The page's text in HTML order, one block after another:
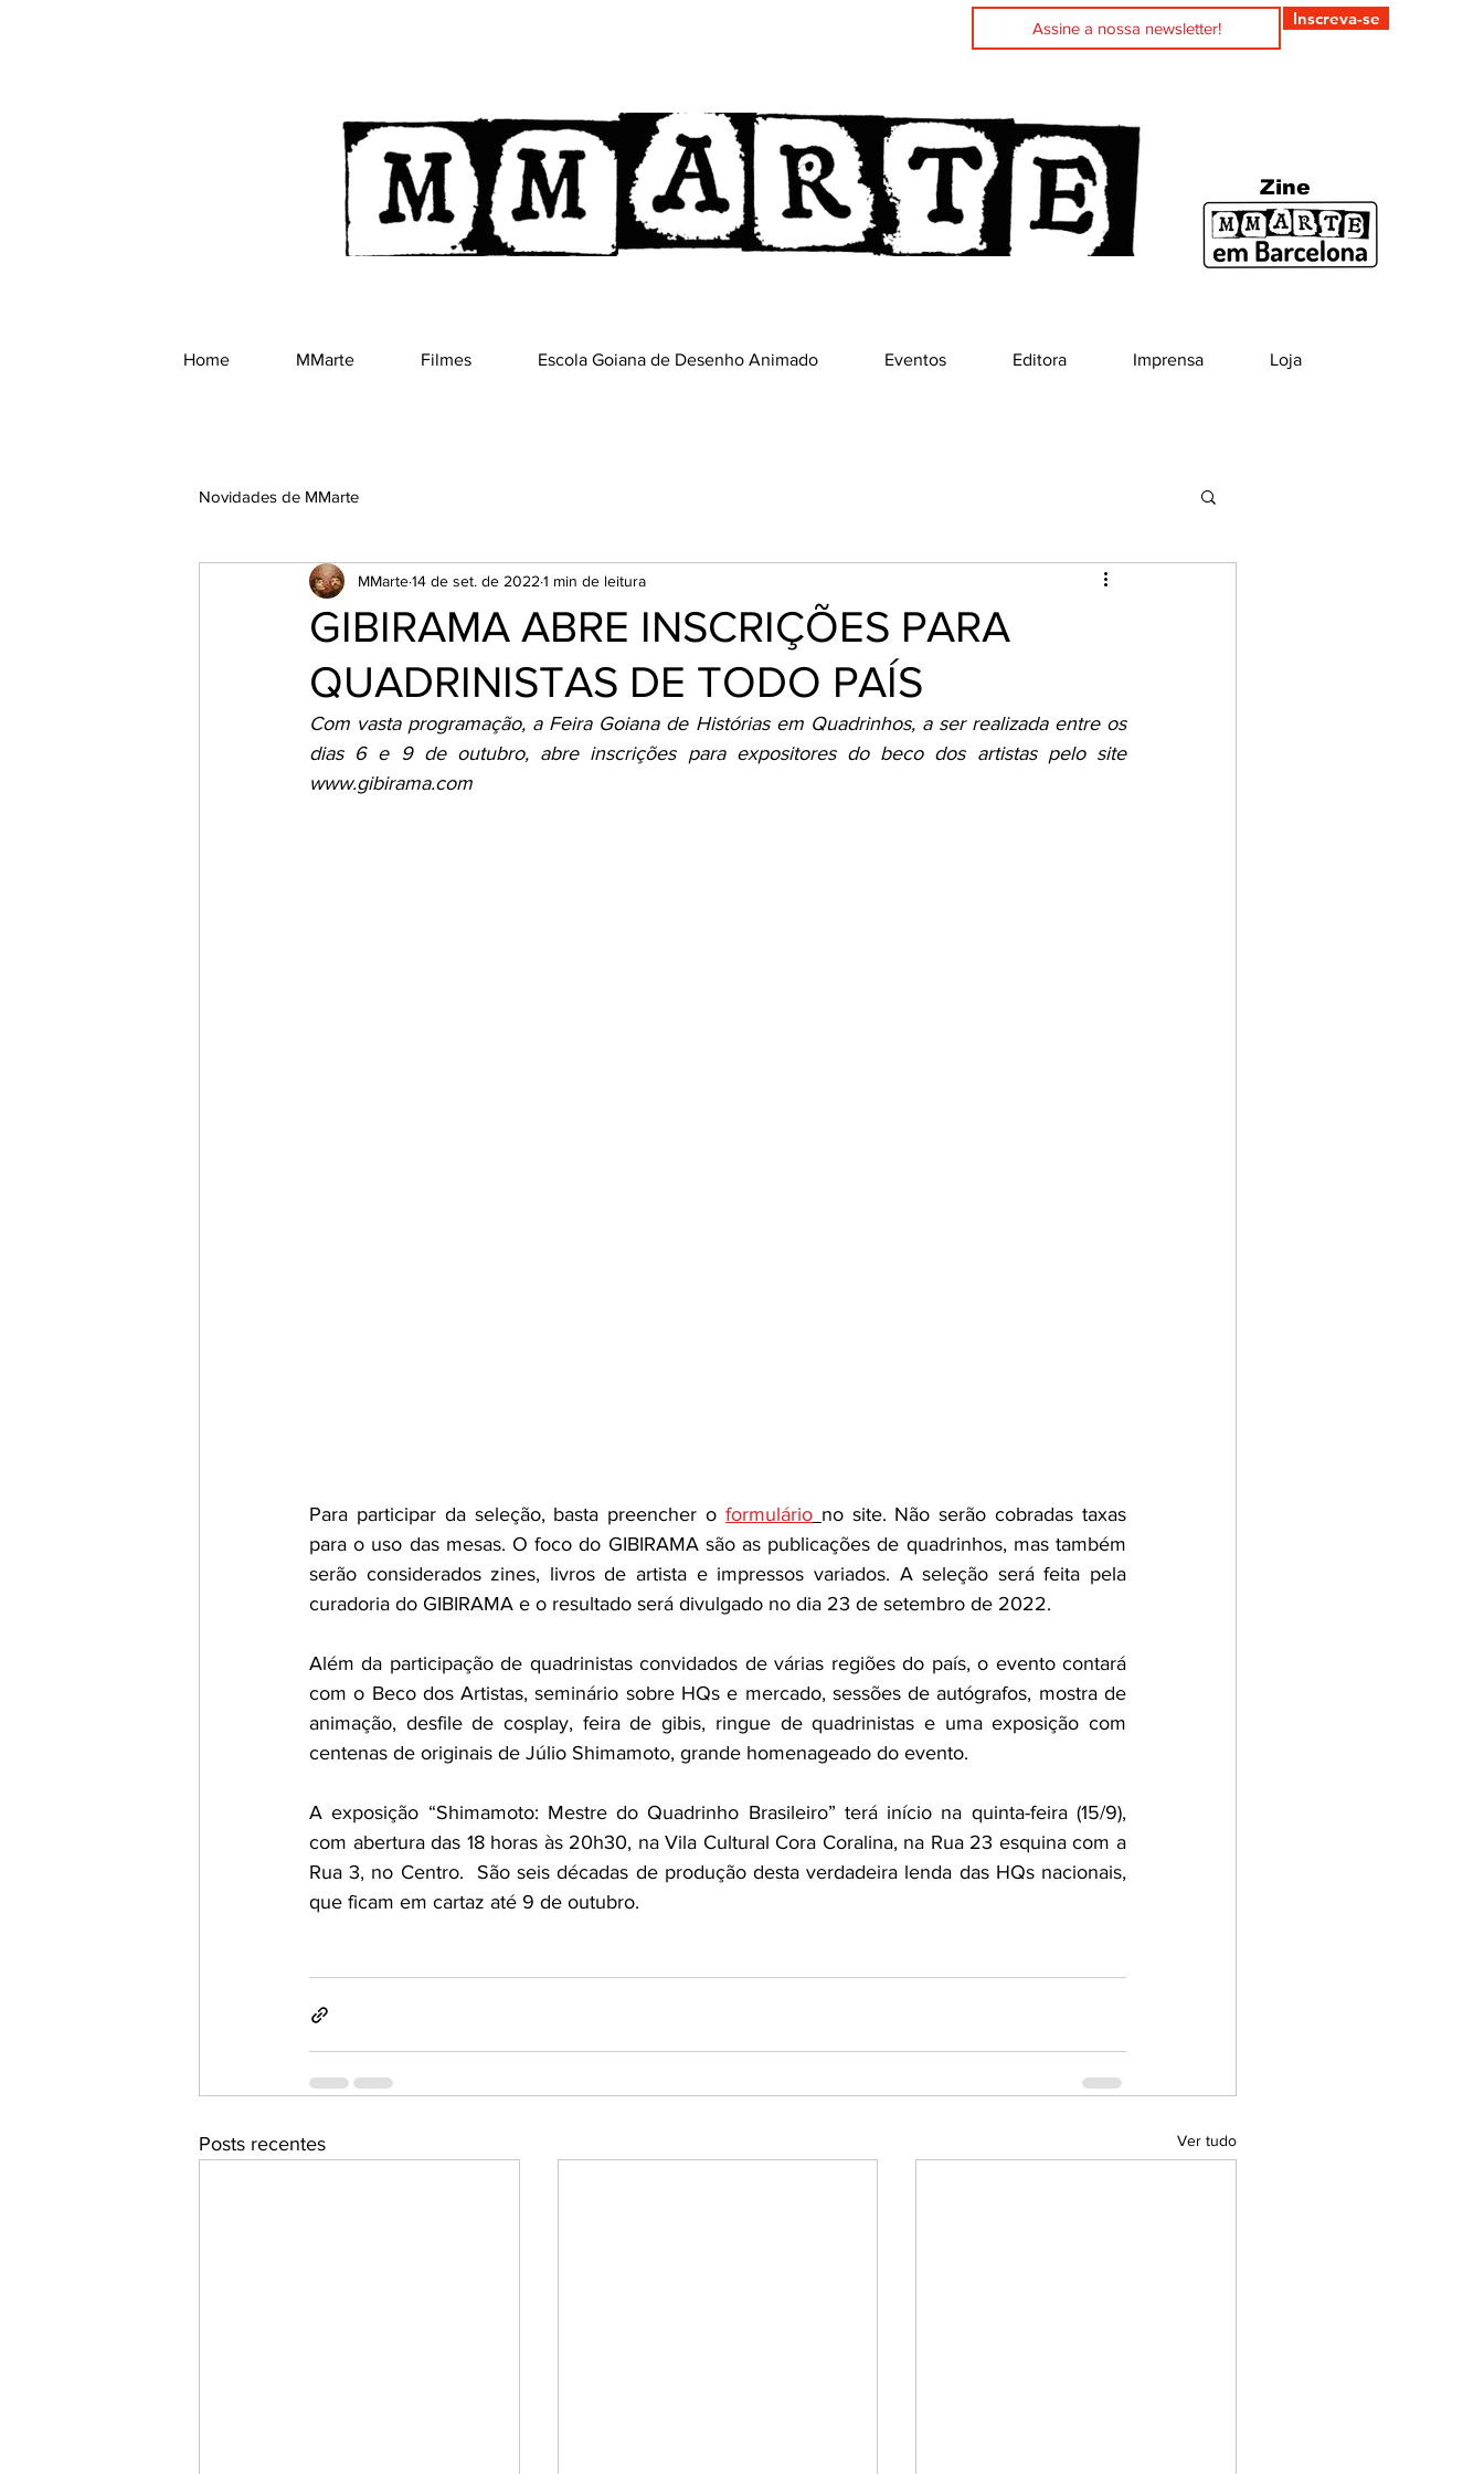
Inscreva-se
Zine
Novidades de MMarte
GIBIRAMA ABRE INSCRIÇÕES PARA
QUADRINISTAS DE TODO PAÍS
MMarte14 de set. de 2022 1 min de leitura
Com vasta programação, a Feira Goiana de Histórias em Quadrinhos, a ser realizada entre os
dias 6 e 9 de outubro, abre inscrições para expositores do beco dos artistas pelo site
www.gibirama.com
Para participar da seleção, basta preencher o formulário no site. Não serão cobradas taxas
para o uso das mesas. O foco do GIBIRAMA são as publicações de quadrinhos, mas também
serão considerados zines, livros de artista e impressos variados. A seleção será feita pela
curadoria do GIBIRAMA e o resultado será divulgado no dia 23 de setembro de 2022.
Além da participação de quadrinistas convidados de várias regiões do país, o evento contará
com o Beco dos Artistas, seminário sobre HQs e mercado, sessões de autógrafos, mostra de
animação, desfile de cosplay, feira de gibis, ringue de quadrinistas e uma exposição com
centenas de originais de Júlio Shimamoto, grande homenageado do evento.
A exposição “Shimamoto: Mestre do Quadrinho Brasileiro” terá início na quinta-feira (15/9),
com abertura das 18 horas às 20h30, na Vila Cultural Cora Coralina, na Rua 23 esquina com a
Rua 3, no Centro.  São seis décadas de produção desta verdadeira lenda das HQs nacionais,
que ficam em cartaz até 9 de outubro.
Posts recentes Ver tudo
Home MMarte Filmes Escola Goiana de Desenho Animado Eventos Editora Imprensa Loja